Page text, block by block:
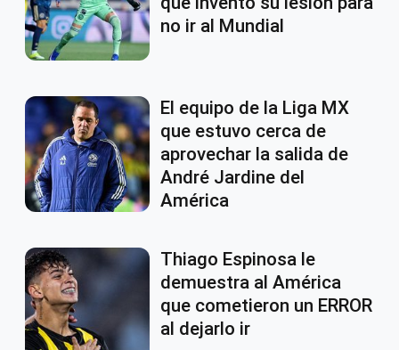
no ir al Mundial
El equipo de la Liga MX
que estuvo cerca de
aprovechar la salida de
André Jardine del
América
Thiago Espinosa le
demuestra al América
que cometieron un ERROR
al dejarlo ir